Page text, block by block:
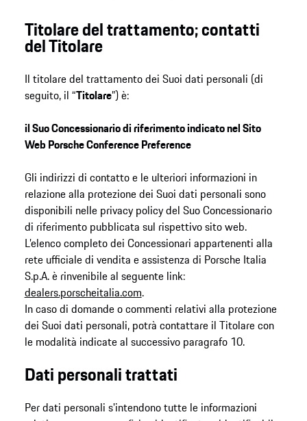
Titolare del trattamento; contatti
del Titolare
Il titolare del trattamento dei Suoi dati personali (di
seguito, il “Titolare”) è:
il Suo Concessionario di riferimento indicato nel Sito
Web Porsche Conference Preference
Gli indirizzi di contatto e le ulteriori informazioni in
relazione alla protezione dei Suoi dati personali sono
disponibili nelle privacy policy del Suo Concessionario
di riferimento pubblicata sul rispettivo sito web.
L’elenco completo dei Concessionari appartenenti alla
rete ufficiale di vendita e assistenza di Porsche Italia
S.p.A. è rinvenibile al seguente link:
dealers.porscheitalia.com.
In caso di domande o commenti relativi alla protezione
dei Suoi dati personali, potrà contattare il Titolare con
le modalità indicate al successivo paragrafo 10.
Dati personali trattati
Per dati personali s'intendono tutte le informazioni